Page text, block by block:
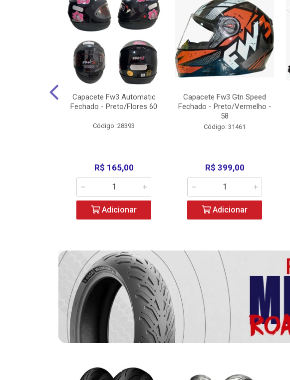
Capacete Fw3 Automatic
Fechado - Preto/Flores 60
Código: 28393
R$ 165,00
Adicionar
Capacete Fw3 Gtn Speed
Fechado - Preto/Vermelho -
58
Código: 31461
R$ 399,00
Adicionar